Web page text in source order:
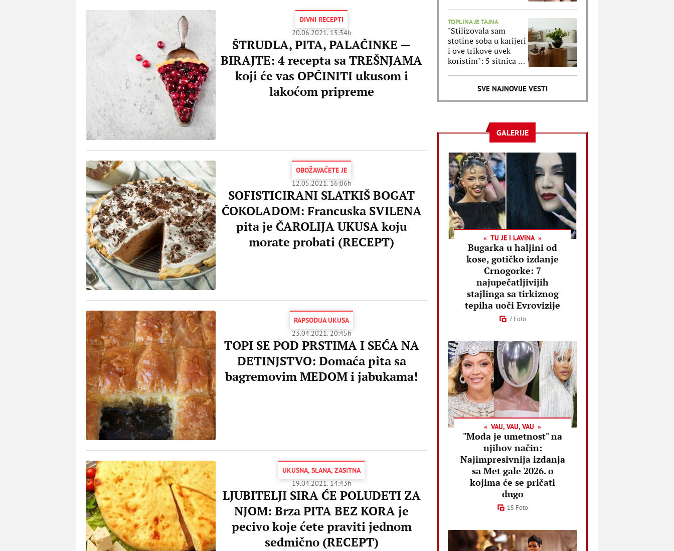
DIVNI RECEPTI
20.06.2021. 15:34h
ŠTRUDLA, PITA, PALAČINKE —
BIRAJTE: 4 recepta sa TREŠNJAMA
koji će vas OPČINITI ukusom i
lakoćom pripreme
OBOŽAVAĆETE JE
12.05.2021. 16:06h
SOFISTICIRANI SLATKIŠ BOGAT
ČOKOLADOM: Francuska SVILENA
pita je ČAROLIJA UKUSA koju
morate probati (RECEPT)
RAPSODIJA UKUSA
23.04.2021. 20:45h
TOPI SE POD PRSTIMA I SEĆA NA
DETINJSTVO: Domaća pita sa
bagremovim MEDOM i jabukama!
UKUSNA, SLANA, ZASITNA
19.04.2021. 14:43h
LJUBITELJI SIRA ĆE POLUDETI ZA
NJOM: Brza PITA BEZ KORA je
pecivo koje ćete praviti jednom
sedmično (RECEPT)
TOPLINA JE TAJNA
"Stilizovala sam
stotine soba u karijeri
i ove trikove uvek
koristim": 5 sitnica uz
izgleda luksuznije
SVE NAJNOVIJE VESTI
GALERIJE
TU JE I LAVINA
Bugarka u haljini od
kose, gotičko izdanje
Crnogorke: 7
najupečatljivijih
stajlinga sa tirkiznog
tepiha uoči Evrovizije
7 Foto
VAU, VAU, VAU
"Moda je umetnost" na
njihov način:
Najimpresivnija izdanja
sa Met gale 2026. o
kojima će se pričati
dugo
15 Foto